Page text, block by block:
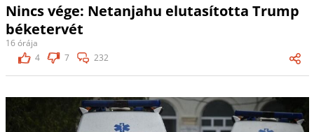
Nincs vége: Netanjahu elutasította Trump
béketervét
16 órája
4
7 232